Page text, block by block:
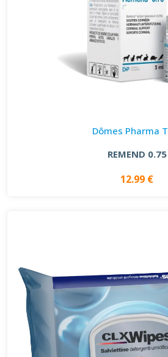
Dômes Pharma
REMEND 0.75
12.99 €